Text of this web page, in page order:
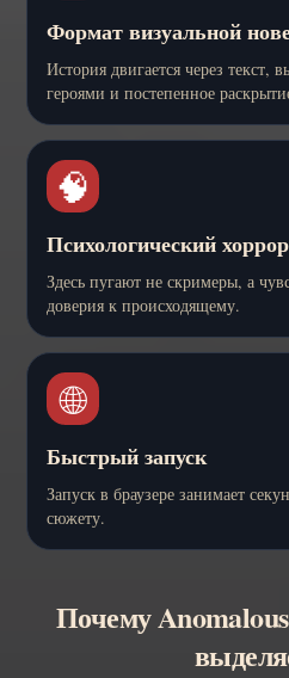
Формат визуальной
История двигается через
героями и постепенное
🧠
Психологический хоррор
Здесь пугают не скримеры, а
доверия к происходящему.
🌐
Быстрый запуск
Запуск в браузере занимает
сюжету.
Почему